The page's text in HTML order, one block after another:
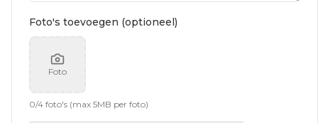
Foto's toevoegen (optioneel)
Foto
0/4 foto's (max 5MB per foto)